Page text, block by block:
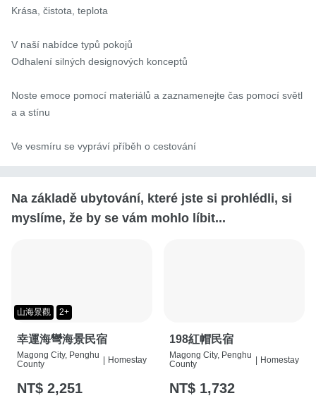
Krása, čistota, teplota
V naší nabídce typů pokojů
Odhalení silných designových konceptů
Noste emoce pomocí materiálů a zaznamenejte čas pomocí světl
a a stínu
Ve vesmíru se vypráví příběh o cestování
Na základě ubytování, které jste si prohlédli, si
myslíme, že by se vám mohlo líbit...
山海景觀 2+
幸運海彎海景民宿
Magong City, Penghu
County
Homestay
NT$ 2,251
198紅帽民宿
Magong City, Penghu
County
Homestay
NT$ 1,732